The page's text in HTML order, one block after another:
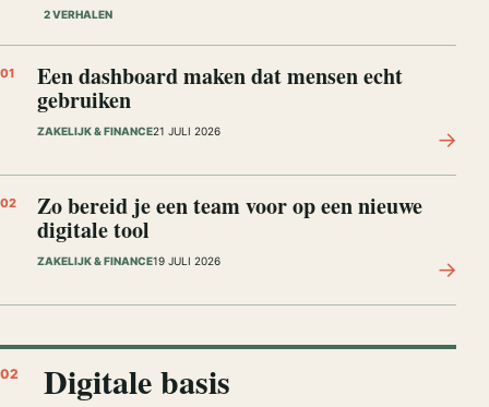
2 VERHALEN
01 Een dashboard maken dat mensen echt
gebruiken
ZAKELIJK & FINANCE21 JULI 2026 →
02 Zo bereid je een team voor op een nieuwe
digitale tool
ZAKELIJK & FINANCE19 JULI 2026 →
02 Digitale basis